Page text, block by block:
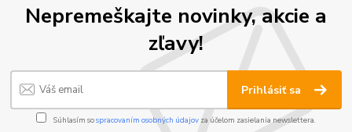
Nepremeškajte novinky, akcie a
zľavy!
Prihlásiť sa
Súhlasím sospracovaním osobných údajov za účelom zasielania newslettera.